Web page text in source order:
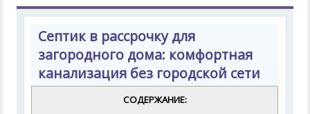
Септик в рассрочку для
загородного дома: комфортная
канализация без городской сети
СОДЕРЖАНИЕ: